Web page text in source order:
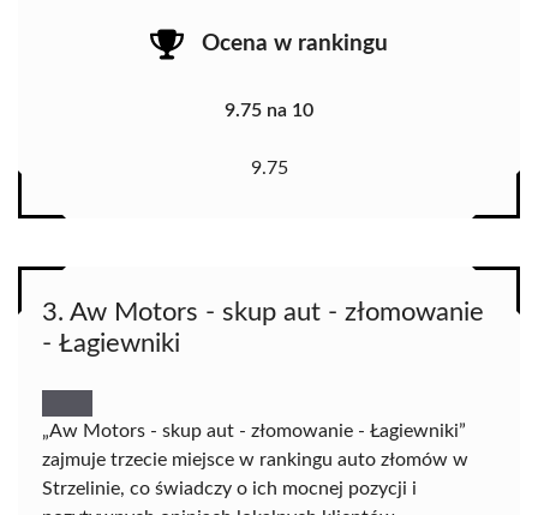
Ocena w rankingu
9.75 na 10
9.75
3. Aw Motors - skup aut - złomowanie
- Łagiewniki
„Aw Motors - skup aut - złomowanie - Łagiewniki”
zajmuje trzecie miejsce w rankingu auto złomów w
Strzelinie, co świadczy o ich mocnej pozycji i